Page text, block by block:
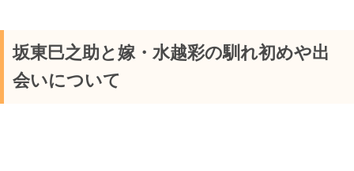
坂東巳之助と嫁・水越彩の馴れ初めや出
会いについて